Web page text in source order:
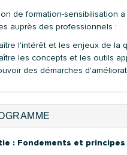
de formation-sensibilisation
auprès des professionnels :
l'intérêt et les enjeux de la
les concepts et les outils
des démarches
: Fondements et